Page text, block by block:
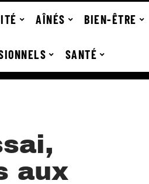
AÎNÉS BIEN-ÊTRE
SANTÉ
aux